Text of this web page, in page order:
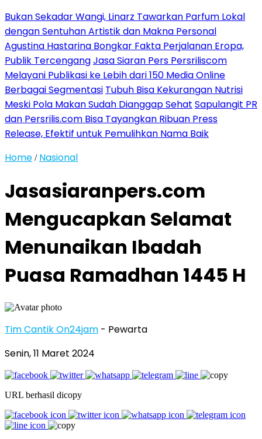
Bukan Sekadar Wangi, Linarz Tawarkan Parfum Lokal
dengan Sentuhan Artistik dan Makna Personal
Agustina Hastarina Bongkar Fakta Perjalanan Eropa,
Publik TercengangJasa Siaran Pers Persriliscom
Melayani Publikasi ke Lebih dari 150 Media Online
Berbagai Segmentasi Tubuh Bisa Kekurangan Nutrisi
Meski Pola Makan Sudah Dianggap Sehat Sapulangit PR
dan Persrilis.com Bisa Tayangkan Ribuan Press
Release, Efektif untuk Pemulihkan Nama Baik
Home / Nasional
Jasasiaranpers.com
Mengucapkan Selamat
Menunaikan Ibadah
Puasa Ramadhan 1445 H
Tim Cantik On24jam - Pewarta
Senin, 11 Maret 2024
URL berhasil dicopy